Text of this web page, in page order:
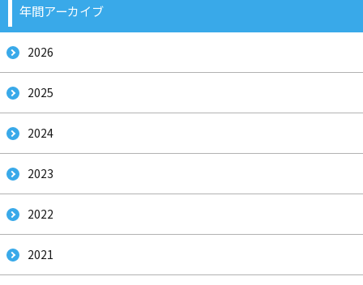
年間アーカイブ
2026
2025
2024
2023
2022
2021